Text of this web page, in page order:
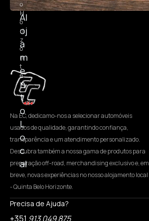
Al
oj
a
m
e
n
t
o
L
o
c
al
o
H
o
ri
z
o
n
t
e
Na EC, dedicamo-nos a selecionar automóveis
usados de qualidade, garantindo confiança,
transparência e um atendimento personalizado.
Descubra também a nossa gama de produtos para
preparação off-road, merchandising exclusivo e, em
breve, novas experiências no nosso alojamento local
- Quinta Belo Horizonte.
Precisa de Ajuda?
+351 913 049 875